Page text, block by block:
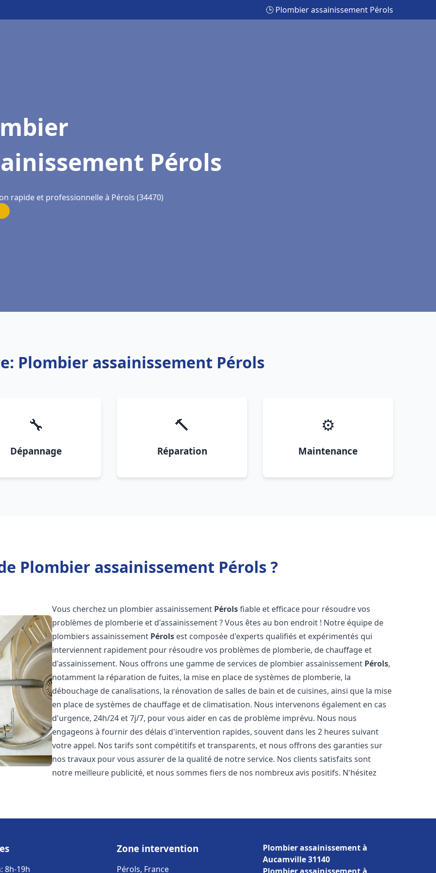
🕒 Plombier assainissement Pérols
Pérols
rapide et professionnelle à Pérols (34470)
Plombier assainissement Pérols
🔧
Dépannage
🔨
Réparation
⚙️
Maintenance
Plombier assainissement Pérols ?
Vous cherchez un plombier assainissement Pérolsfiable et efficace pour résoudre vos
problèmes de plomberie et d'assainissement ? Vous êtes au bon endroit ! Notre équipe de
plombiers assainissement Pérols est composée d'experts qualifiés et expérimentés qui
interviennent rapidement pour résoudre vos problèmes de plomberie, de chauffage et
d'assainissement. Nous offrons une gamme de services de plombier assainissement Pérols,
notamment la réparation de fuites, la mise en place de systèmes de plomberie, la
débouchage de canalisations, la rénovation de salles de bain et de cuisines, ainsi que la mise
en place de systèmes de chauffage et de climatisation. Nous intervenons également en cas
d'urgence, 24h/24 et 7j/7, pour vous aider en cas de problème imprévu. Nous nous
engageons à fournir des délais d'intervention rapides, souvent dans les 2 heures suivant
votre appel. Nos tarifs sont compétitifs et transparents, et nous offrons des garanties sur
nos travaux pour vous assurer de la qualité de notre service. Nos clients satisfaits sont
notre meilleure publicité, et nous sommes fiers de nos nombreux avis positifs. N'hésitez
8h-19h
Zone intervention
Pérols, France
Plombier assainissement à
Aucamville 31140